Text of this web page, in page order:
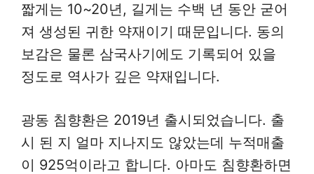
짧게는 10~20년, 길게는 수백 년 동안 굳어
져 생성된 귀한 약재이기 때문입니다. 동의
보감은 물론 삼국사기에도 기록되어 있을
정도로 역사가 깊은 약재입니다.
광동 침향환은 2019년 출시되었습니다. 출
시 된 지 얼마 지나지도 않았는데 누적매출
이 925억이라고 합니다. 아마도 침향환하면